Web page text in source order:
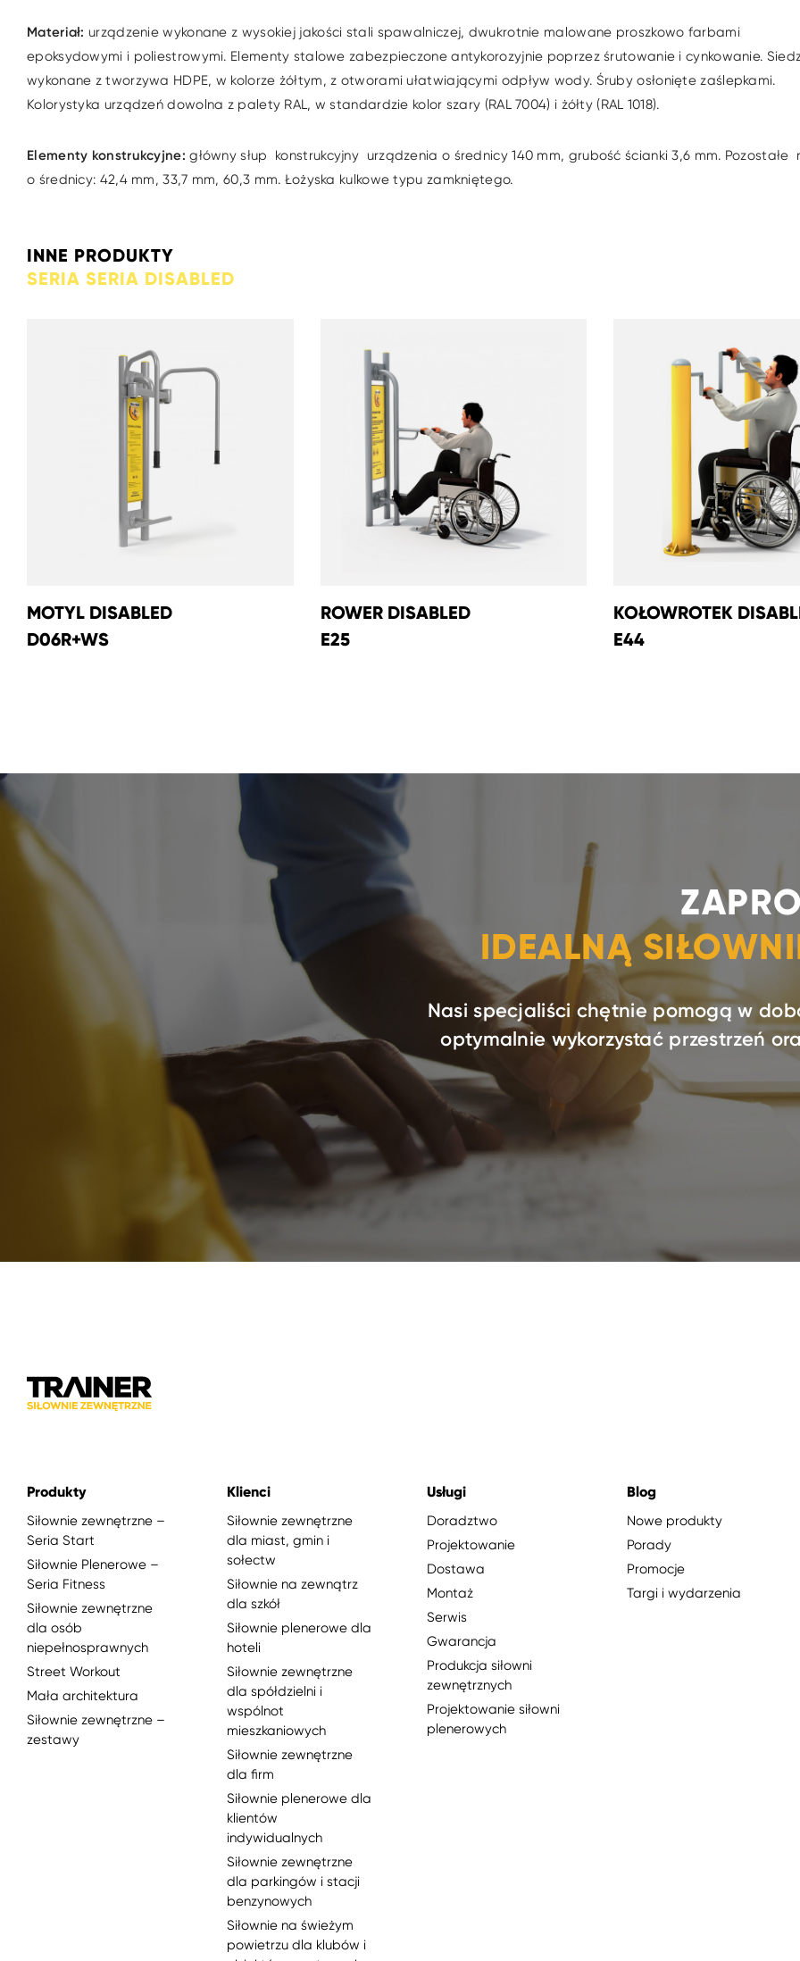
Materiał: urządzenie wykonane z wysokiej jakości stali spawalniczej, dwukrotnie malowane proszkowo farbami
epoksydowymi i poliestrowymi. Elementy stalowe zabezpieczone antykorozyjnie poprzez śrutowanie i cynkowanie.
wykonane z tworzywa HDPE, w kolorze żółtym, z otworami ułatwiającymi odpływ wody. Śruby osłonięte zaślepkami.
Kolorystyka urządzeń dowolna z palety RAL, w standardzie kolor szary (RAL 7004) i żółty (RAL 1018).
Elementy konstrukcyjne: główny słup konstrukcyjny urządzenia o średnicy 140 mm, grubość ścianki 3,6 mm. Pozostałe
o średnicy: 42,4 mm, 33,7 mm, 60,3 mm. Łożyska kulkowe typu zamkniętego.
INNE PRODUKTY
SERIA SERIA DISABLED
MOTYL DISABLED
D06R+WS
ROWER DISABLED
E25
KOŁOWROTEK
E44
IDEALNĄ
Nasi specjaliści chętnie pomogą w
optymalnie wykorzystać przestrzeń
Produkty
Siłownie zewnętrzne –
Seria Start
Siłownie Plenerowe –
Seria Fitness
Siłownie zewnętrzne
dla osób
niepełnosprawnych
Street Workout
Mała architektura
Siłownie zewnętrzne –
zestawy
Klienci
Siłownie zewnętrzne
dla miast, gmin i
sołectw
Siłownie na zewnątrz
dla szkół
Siłownie plenerowe dla
hoteli
Siłownie zewnętrzne
dla spółdzielni i
wspólnot
mieszkaniowych
Siłownie zewnętrzne
dla firm
Siłownie plenerowe dla
klientów
indywidualnych
Siłownie zewnętrzne
dla parkingów i stacji
benzynowych
Siłownie na świeżym
powietrzu dla klubów i
Usługi
Doradztwo
Projektowanie
Dostawa
Montaż
Serwis
Gwarancja
Produkcja siłowni
zewnętrznych
Projektowanie siłowni
plenerowych
Blog
Nowe produkty
Porady
Promocje
Targi i wydarzenia